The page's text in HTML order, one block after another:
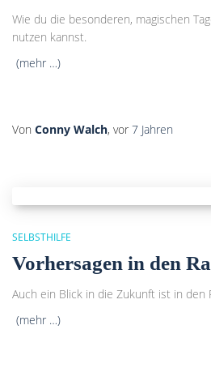
Wie du die besonderen, magischen
nutzen kannst.
(mehr …)
Von Conny Walch, vor 7 Jahren
SELBSTHILFE
Vorhersagen in den
Auch ein Blick in die Zukunft ist in den
(mehr …)